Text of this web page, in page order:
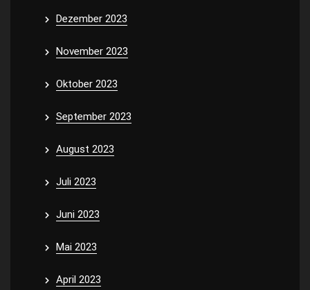
Dezember 2023
November 2023
Oktober 2023
September 2023
August 2023
Juli 2023
Juni 2023
Mai 2023
April 2023